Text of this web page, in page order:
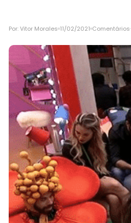
Por:Vitor Morales 11/02/2021 Comentários